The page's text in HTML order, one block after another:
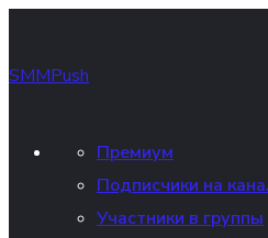
SMMPush
Премиум
Подписчики на
Участники в группы